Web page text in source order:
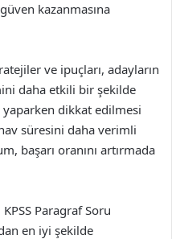
kazanmasına
ve ipuçları, adayların
daha etkili bir şekilde
yaparken dikkat edilmesi
süresini daha verimli
başarı oranını artırmada
Paragraf Soru
en iyi şekilde